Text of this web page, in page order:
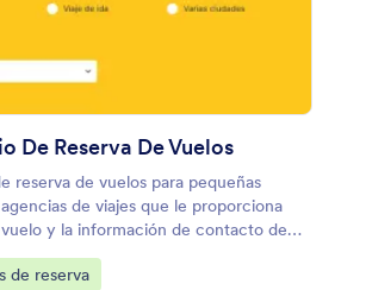
De Reserva De Vuelos
reserva de vuelos para pequeñas
de viajes que le proporciona
y la información de contacto de
el negocio de su aerolínea e
sus clientes con su eficacia.
de reserva